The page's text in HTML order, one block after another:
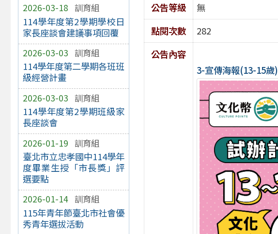
2026-03-18 訓育組
114學年度第2學期學校日
家長座談會建議事項回覆
2026-03-03 訓育組
114學年度第二學期各班班
級經營計畫
2026-03-03 訓育組
114學年度第2學期班級家
長座談會
2026-01-19 訓育組
臺北市立忠孝國中114學年
度畢業生授「市長獎」評
選要點
2026-01-14 訓育組
115年青年節臺北市社會優
秀青年選拔活動
公告等級
無
點閱次數
282
公告內容
3-宣傳海報(13-15歲)